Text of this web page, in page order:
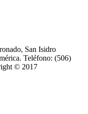
San Isidro
Teléfono: (506)
© 2017